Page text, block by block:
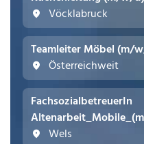
Vöcklabruck
Teamleiter Möbel (m/
Österreichweit
FachsozialbetreuerIn
Wels